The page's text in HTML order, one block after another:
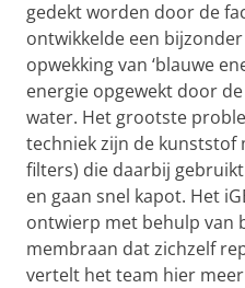
gedekt worden door de
ontwikkelde een
opwekking van ‘blauwe
energie opgewekt door
water. Het grootste
techniek zijn de
filters) die daarbij
en gaan snel kapot. Het
ontwierp met behulp van
membraan dat zichzelf
vertelt het team hier